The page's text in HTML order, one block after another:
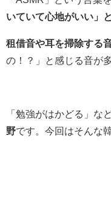
いていて心地がいい」
租借音や耳を掃除する
の！？」と感じる音が
「勉強がはかどる」な
野です。今回はそんな